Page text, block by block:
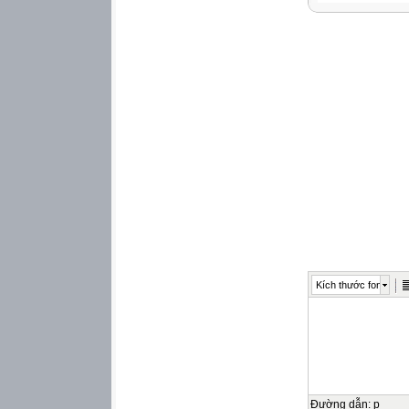
Hiểu được một
2. Năng lực
Kích thước font
Đường dẫn: p